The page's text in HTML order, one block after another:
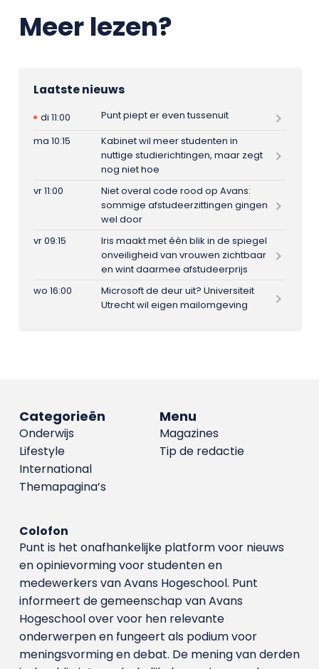
Meer lezen?
Laatste nieuws
di 11:00
Punt piept er even tussenuit
ma 10:15
Kabinet wil meer studenten in
nuttige studierichtingen, maar zegt
nog niet hoe
vr 11:00
Niet overal code rood op Avans:
sommige afstudeerzittingen gingen
wel door
vr 09:15
Iris maakt met één blik in de spiegel
onveiligheid van vrouwen zichtbaar
en wint daarmee afstudeerprijs
wo 16:00
Microsoft de deur uit? Universiteit
Utrecht wil eigen mailomgeving
Menu
Magazines
Tip de redactie
Categorieën
Onderwijs
Lifestyle
International
Themapagina’s
Colofon
Punt is het onafhankelijke platform voor nieuws
en opinievorming voor studenten en
medewerkers van Avans Hoge­school. Punt
informeert de gemeenschap van Avans
Hogeschool over voor hen relevante
onderwerpen en fungeert als podium voor
meningsvorming en debat. De mening van derden